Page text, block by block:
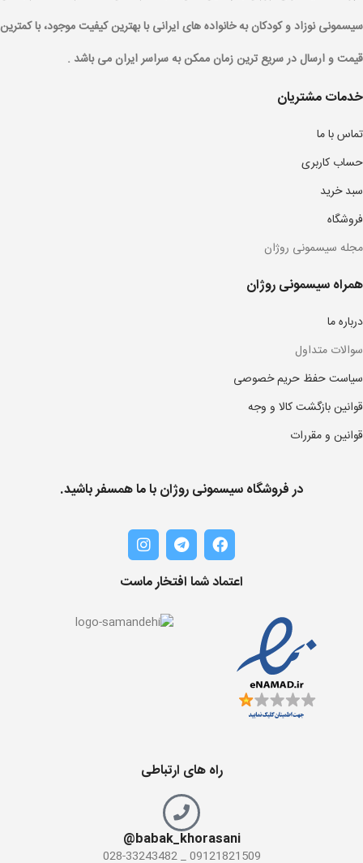
سیسمونی نوزاد و کودکان به خانواده های ایرانی با بهترین کیفیت موجود، با کمترین
قیمت و ارسال در سریع ترین زمان ممکن به سراسر ایران می باشد .
خدمات مشتریان
تماس با ما
حساب کاربری
سبد خرید
فروشگاه
مجله سیسمونی روژان
همراه سیسمونی روژان
درباره ما
سوالات متداول
سیاست حفظ حریم خصوصی
قوانین بازگشت کالا و وجه
قوانین و مقررات
در فروشگاه سیسمونی روژان با ما همسفر باشید.
اعتماد شما افتخار ماست
راه های ارتباطی
babak_khorasani@
09121821509 _ 028-33243482